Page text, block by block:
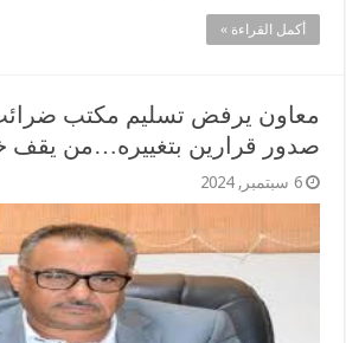
أكمل القراءة »
معاون يرفض تسليم مكتب
صدور قرارين بتغييره…من يقف
6 سبتمبر, 2024